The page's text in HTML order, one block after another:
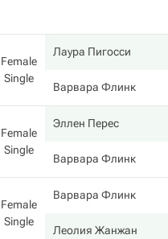
Female
Single
Лаура Пигосси
Варвара Флинк
Female
Single
Эллен Перес
Варвара Флинк
Female
Single
Варвара Флинк
Леолия Жанжан